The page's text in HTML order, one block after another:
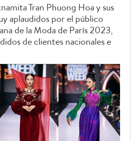
Tran Phuong Hoa y sus
aplaudidos por el público
de la Moda de París 2023,
de clientes nacionales e
en el futuro.